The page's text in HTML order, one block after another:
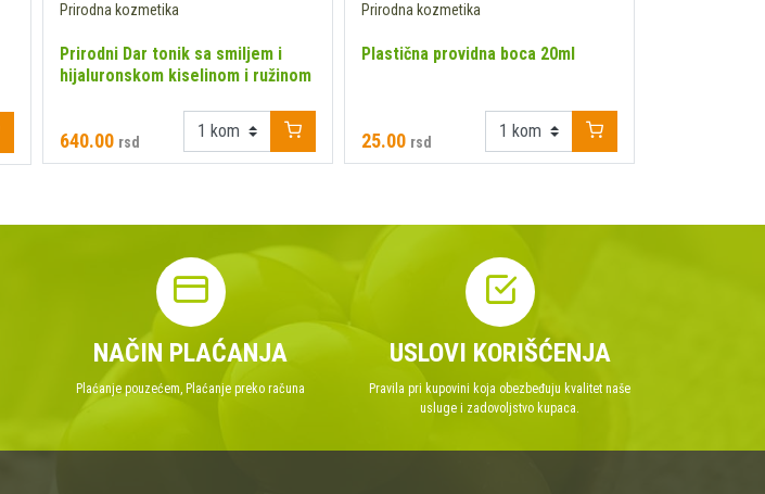
Prirodna kozmetika
Prirodni Dar tonik sa smiljem i
hijaluronskom kiselinom i ružinom
640.00 rsd
Prirodna kozmetika
Plastična providna boca 20ml
25.00 rsd
NAČIN PLAĆANJA
Plaćanje pouzećem, Plaćanje preko računa
USLOVI KORIŠĆENJA
Pravila pri kupovini koja obezbeđuju kvalitet naše
usluge i zadovoljstvo kupaca.